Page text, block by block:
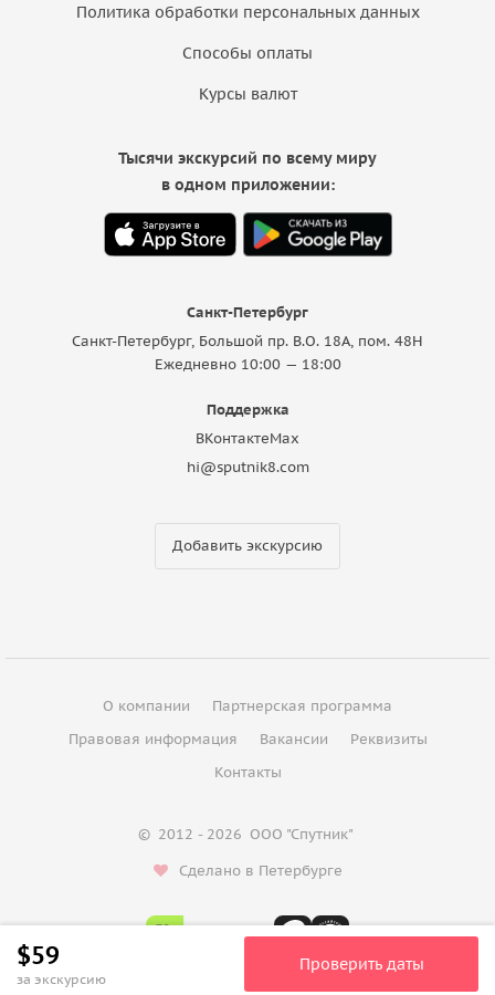
$59
за экскурсию
Проверить даты
Политика обработки персональных данных
Способы оплаты
Курсы валют
Санкт-Петербург
Санкт-Петербург, Большой пр. В.О. 18A, пом. 48Н
Ежедневно 10:00 — 18:00
Поддержка
ВКонтактеMax
hi@sputnik8.com
Добавить экскурсию
Тысячи экскурсий по всему миру
в одном приложении:
О компании
Партнерская программа
Правовая информация
Вакансии
Реквизиты
Контакты
© 2012 - 2026 ООО "Спутник"
Сделано в Петербурге